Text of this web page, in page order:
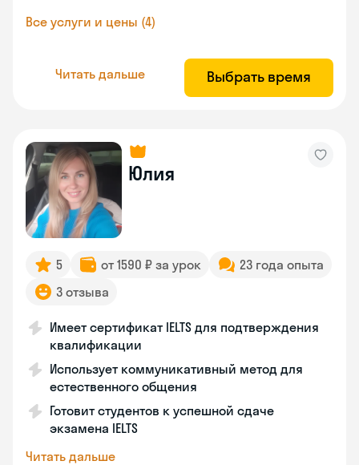
Все услуги и цены (4)
Читать дальше Выбрать время
Юлия
5 от 1590 ₽ за урок
23 года опыта
3 отзыва
Имеет сертификат IELTS для подтверждения
квалификации
Использует коммуникативный метод для
естественного общения
Готовит студентов к успешной сдаче
экзамена IELTS
Читать дальше